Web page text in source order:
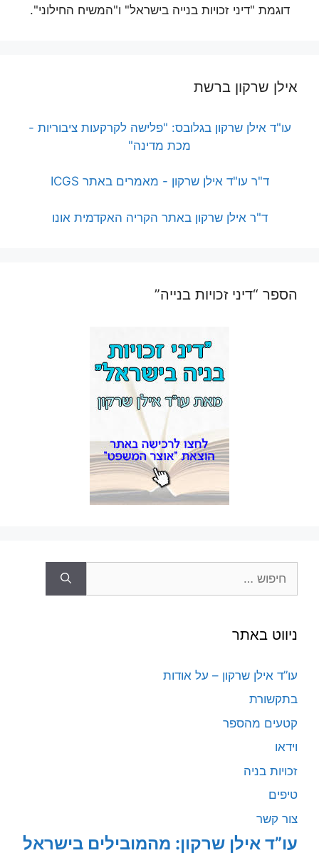
דוגמת "דיני זכויות בנייה בישראל" ו"המשיח החילוני".
אילן שרקון ברשת
עו"ד אילן שרקון בגלובס: "פלישה לקרקעות ציבוריות -
מכת מדינה"
ד"ר עו"ד אילן שרקון - מאמרים באתר ICGS
ד"ר אילן שרקון באתר הקריה האקדמית אונו
הספר “דיני זכויות בנייה”
ניווט באתר
עו”ד אילן שרקון – על אודות
בתקשורת
קטעים מהספר
וידאו
זכויות בניה
טיפים
צור קשר
עו”ד אילן שרקון: מהמובילים בישראל